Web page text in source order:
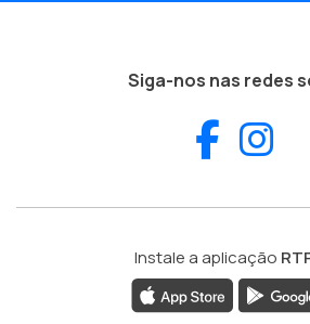
Siga-nos nas redes
Instale a aplicação